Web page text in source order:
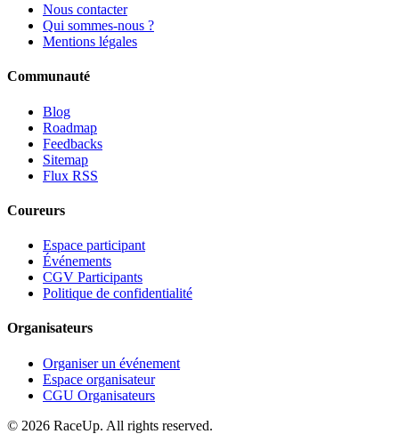
Nous contacter
Qui sommes-nous ?
Mentions légales
Communauté
Blog
Roadmap
Feedbacks
Sitemap
Flux RSS
Coureurs
Espace participant
Événements
CGV Participants
Politique de confidentialité
Organisateurs
Organiser un événement
Espace organisateur
CGU Organisateurs
© 2026 RaceUp. All rights reserved.